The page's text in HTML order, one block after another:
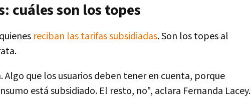
cuáles son los topes
reciban las tarifas subsidiadas. Son los topes al
Algo que los usuarios deben tener en cuenta, porque
está subsidiado. El resto, no", aclara Fernanda Lacey.